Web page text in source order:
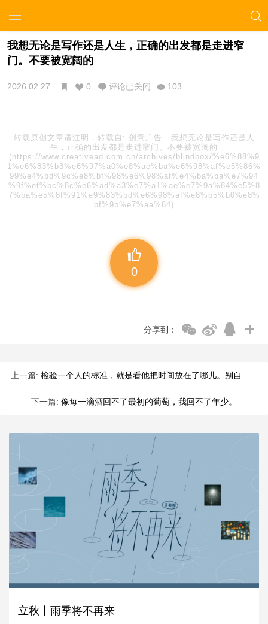
我想无论是写作还是人生，正确的出发都是走进窄
门。不要被宽阔的
2026.02.27 0 评论已关闭 103
转载原创文章请注明，转载自: 创意广告 - 我想无论是写作还是人
生，正确的出发都是走进窄门。不要被宽阔的
(https://www.creativead.com.cn/archives/blindbox/%e6%88%9
1%e6%83%b3%e6%97%a0%e8%ae%ba%e6%98%af%e5%86%
99%e4%bd%9c%e8%bf%98%e6%98%af%e4%ba%ba%e7%94
%9f%ef%bc%8c%e6%ad%a3%e7%a1%ae%e7%9a%84%e5%8
7%ba%e5%8f%91%e9%83%bd%e6%98%af%e8%b5%b0%e8%
bf%9b%e7%aa%84)
0
分享到：
上一篇: 检验一个人的标准，就是看他把时间放在了哪儿。别自欺欺人；当生
下一篇: 像每一滴酒回不了最初的葡萄，我回不了年少。
立秋丨雨季将不再来